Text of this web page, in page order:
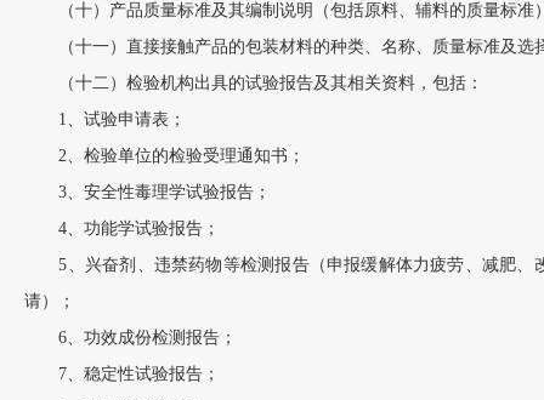
（十）产品质量标准及其编制说明（包括原料、辅料的质量标准
（十一）直接接触产品的包装材料的种类、名称、质量标准及选
（十二）检验机构出具的试验报告及其相关资料，包括：
1、试验申请表；
2、检验单位的检验受理通知书；
3、安全性毒理学试验报告；
4、功能学试验报告；
5、兴奋剂、违禁药物等检测报告（申报缓解体力疲劳、减肥、
请）；
6、功效成份检测报告；
7、稳定性试验报告；